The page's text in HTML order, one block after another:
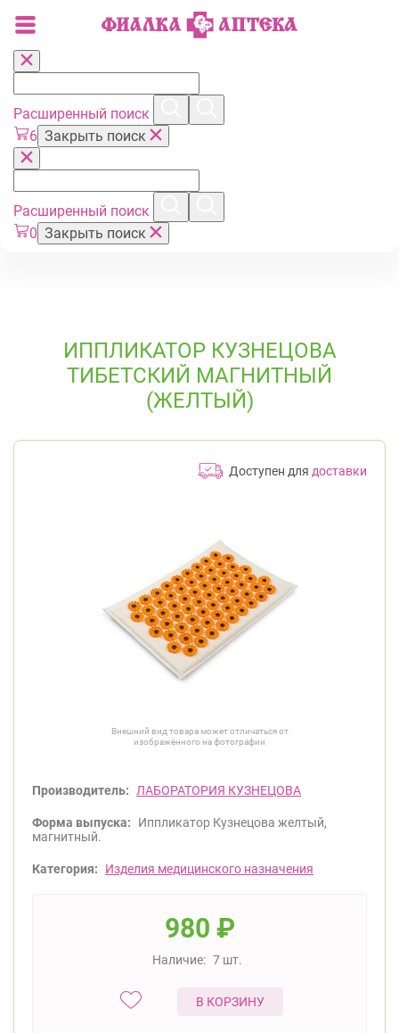
Расширенный поиск
6 Закрыть поиск
Расширенный поиск
0 Закрыть поиск
ИППЛИКАТОР КУЗНЕЦОВА
ТИБЕТСКИЙ МАГНИТНЫЙ
(ЖЕЛТЫЙ)
Доступен для доставки
Внешний вид товара может отличаться от
изображённого на фотографии
Производитель: ЛАБОРАТОРИЯ КУЗНЕЦОВА
Форма выпуска:
Иппликатор Кузнецова желтый,
магнитный.
Категория: Изделия медицинского назначения
980 ₽
Наличие: 7 шт.
В КОРЗИНУ